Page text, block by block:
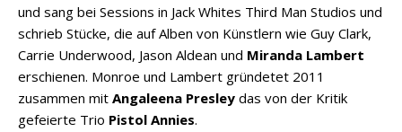
und sang bei Sessions in Jack Whites Third Man Studios und
schrieb Stücke, die auf Alben von Künstlern wie Guy Clark,
Carrie Underwood, Jason Aldean und Miranda Lambert
erschienen. Monroe und Lambert gründetet 2011
zusammen mit Angaleena Presley das von der Kritik
gefeierte Trio Pistol Annies.